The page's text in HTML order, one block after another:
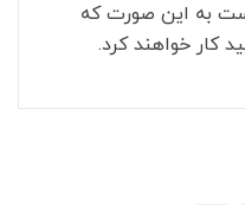
به این صورت که
کار خواهند کرد.